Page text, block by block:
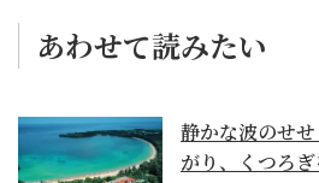
あわせて読みたい
静かな波のせ
がり、くつろ